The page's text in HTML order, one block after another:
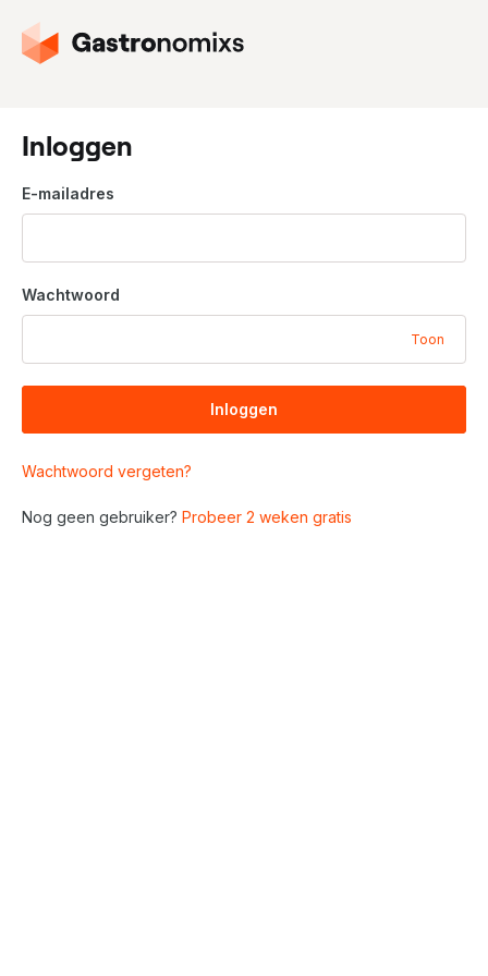
G
a
a
r
d
e
o
m
e
a
g
n
a
Inloggen
E-mailadres
Wachtwoord
Toon
Inloggen
Wachtwoord vergeten?
Nog geen gebruiker? Probeer 2 weken gratis